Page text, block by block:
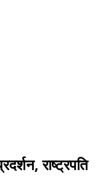
राष्ट्रपति